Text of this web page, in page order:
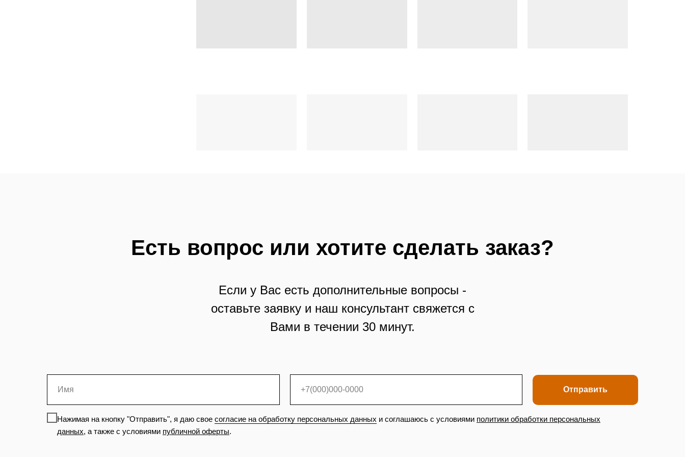
Есть вопрос или хотите сделать заказ?
Если у Вас есть дополнительные вопросы -
оставьте заявку и наш консультант свяжется с
Вами в течении 30 минут.
Нажимая на кнопку "Отправить", я даю свое согласие на обработку персональных данных и соглашаюсь с условиями политики обработки персональных
данных, а также с условиями публичной оферты.
Отправить